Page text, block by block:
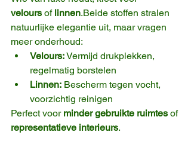
velours of linnen.Beide stoffen stralen
natuurlijke elegantie uit, maar vragen
meer onderhoud:
Velours: Vermijd drukplekken,
regelmatig borstelen
Linnen: Bescherm tegen vocht,
voorzichtig reinigen
Perfect voor minder gebruikte ruimtes of
representatieve interieurs.